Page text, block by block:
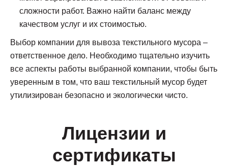
сложности работ. Важно найти баланс между
качеством услуг и их стоимостью.
Выбор компании для вывоза текстильного мусора –
ответственное дело. Необходимо тщательно изучить
все аспекты работы выбранной компании, чтобы быть
уверенным в том, что ваш текстильный мусор будет
утилизирован безопасно и экологически чисто.
Лицензии и
сертификаты